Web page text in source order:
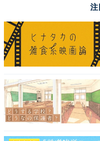
1位：収入が減る・な
仕事を辞めてから転職活
面接ができる分、安定し
す。特に住んでいるとこ
合、面接などのために交
もあるでしょう。前職で
注